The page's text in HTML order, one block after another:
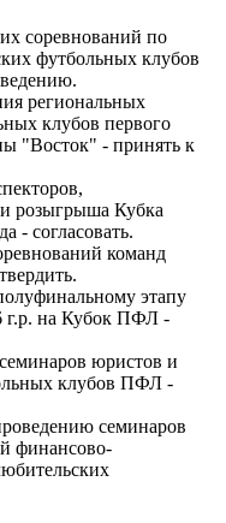
соревнований по
футбольных клубов
региональных
клубов первого
"Восток" - принять к
розыгрыша Кубка
- согласовать.
команд
этапу
г.р. на Кубок ПФЛ -
юристов и
клубов ПФЛ -
семинаров
финансово-